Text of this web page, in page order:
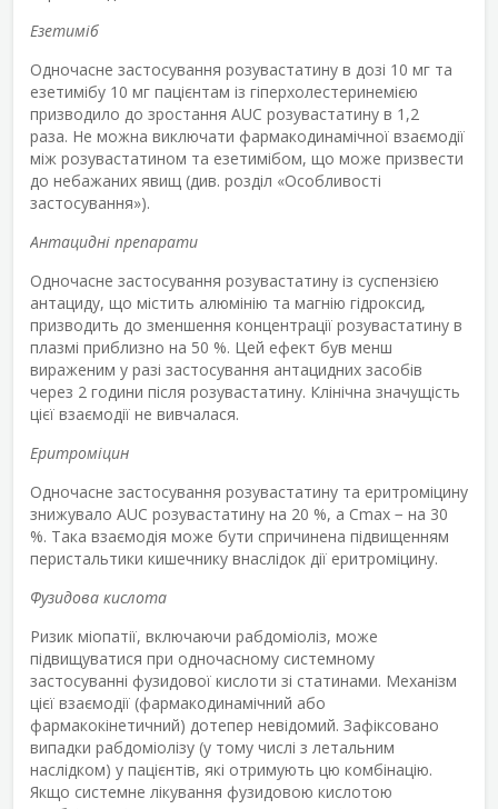
Езетиміб
Одночасне застосування розувастатину в дозі 10 мг та
езетимібу 10 мг пацієнтам із гіперхолестеринемією
призводило до зростання AUC розувастатину в 1,2
раза. Не можна виключати фармакодинамічної взаємодії
між розувастатином та езетимібом, що може призвести
до небажаних явищ (див. розділ «Особливості
застосування»).
Антацидні препарати
Одночасне застосування розувастатину із суспензією
антациду, що містить алюмінію та магнію гідроксид,
призводить до зменшення концентрації розувастатину в
плазмі приблизно на 50 %. Цей ефект був менш
вираженим у разі застосування антацидних засобів
через 2 години після розувастатину. Клінічна значущість
цієї взаємодії не вивчалася.
Еритроміцин
Одночасне застосування розувастатину та еритроміцину
знижувало AUC розувастатину на 20 %, а Cmax − на 30
%. Така взаємодія може бути спричинена підвищенням
перистальтики кишечнику внаслідок дії еритроміцину.
Фузидова кислота
Ризик міопатії, включаючи рабдоміоліз, може
підвищуватися при одночасному системному
застосуванні фузидової кислоти зі статинами. Механізм
цієї взаємодії (фармакодинамічний або
фармакокінетичний) дотепер невідомий. Зафіксовано
випадки рабдоміолізу (у тому числі з летальним
наслідком) у пацієнтів, які отримують цю комбінацію.
Якщо системне лікування фузидовою кислотою